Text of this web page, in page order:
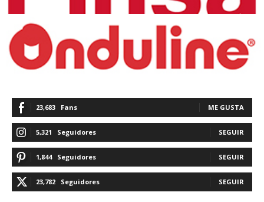
23,683 Fans ME GUSTA
5,321 Seguidores SEGUIR
1,844 Seguidores SEGUIR
23,782 Seguidores SEGUIR